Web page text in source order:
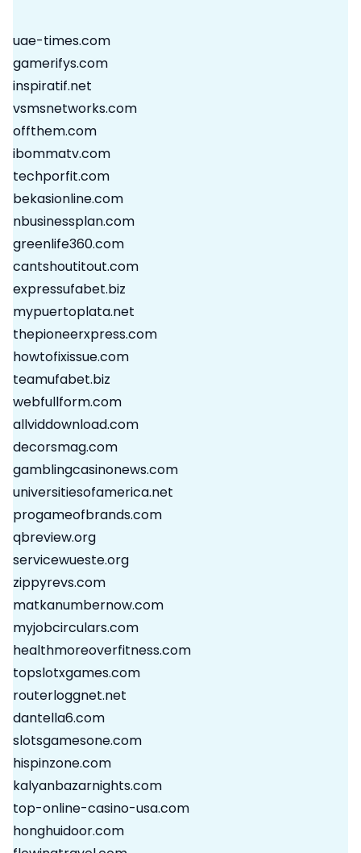
uae-times.com
gamerifys.com
inspiratif.net
vsmsnetworks.com
offthem.com
ibommatv.com
techporfit.com
bekasionline.com
nbusinessplan.com
greenlife360.com
cantshoutitout.com
expressufabet.biz
mypuertoplata.net
thepioneerxpress.com
howtofixissue.com
teamufabet.biz
webfullform.com
allviddownload.com
decorsmag.com
gamblingcasinonews.com
universitiesofamerica.net
progameofbrands.com
qbreview.org
servicewueste.org
zippyrevs.com
matkanumbernow.com
myjobcirculars.com
healthmoreoverfitness.com
topslotxgames.com
routerloggnet.net
dantella6.com
slotsgamesone.com
hispinzone.com
kalyanbazarnights.com
top-online-casino-usa.com
honghuidoor.com